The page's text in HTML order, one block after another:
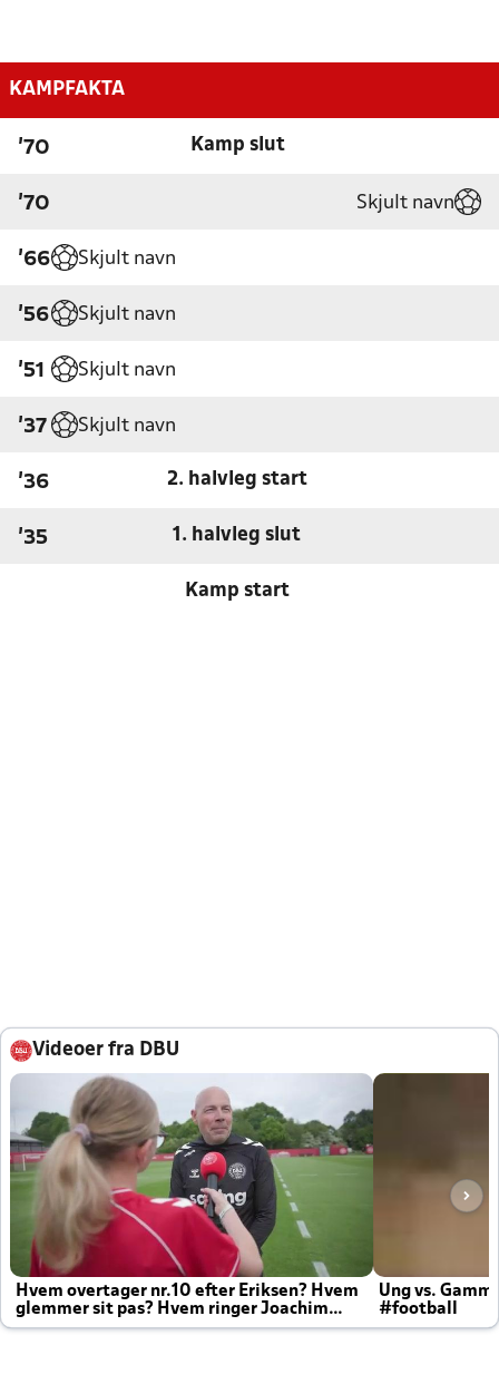
KAMPFAKTA
'70 Kamp slut
'70 Skjult navn
'66 Skjult navn
'56 Skjult navn
'51 Skjult navn
'37 Skjult navn
'36 2. halvleg start
'35 1. halvleg slut
Kamp start
Videoer fra DBU
Hvem overtager nr.10 efter Eriksen? Hvem
glemmer sit pas? Hvem ringer Joachim
altid til efter kampe?
Ung vs.
#football